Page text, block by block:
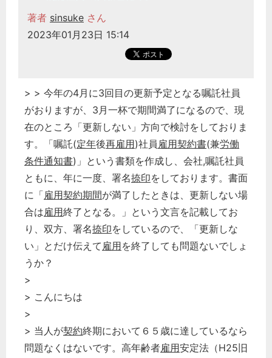
著者 sinsuke さん
2023年01月23日 15:14
> > 今年の4月に3回目の更新予定となる嘱託社員
がおりますが、3月一杯で期間満了になるので、現
在のところ「更新しない」方向で検討をしておりま
す。「嘱託(定年後再雇用)社員 雇用契約書(兼労働
条件通知書)」という書類を作成し、会社,嘱託社員
ともに、年に一度、署名捺印をしております。書面
に「雇用契約期間が満了したときは、更新しない場
合は雇用終了となる。」という文言を記載してお
り、双方、署名捺印をしているので、「更新しな
い」とだけ伝えて 雇用を終了しても問題ないでしょ
うか？
>
> こんにちは
>
> 当人が契約終期において６５歳に達しているなら
問題なくはないです。高年齢者雇用安定法（H25旧